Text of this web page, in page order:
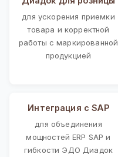
для ускорения приемки
товара и корректной
работы с маркированной
продукцией
Интеграция с SAP
для объединения
мощностей ERP SAP и
гибкости ЭДО Диадок